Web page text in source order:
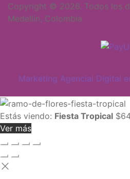
Copyright © 2026. Todos los
Medellín, Colombia
Marketing Agencial Digital
Estás viendo: Fiesta Tropical $
Ver más